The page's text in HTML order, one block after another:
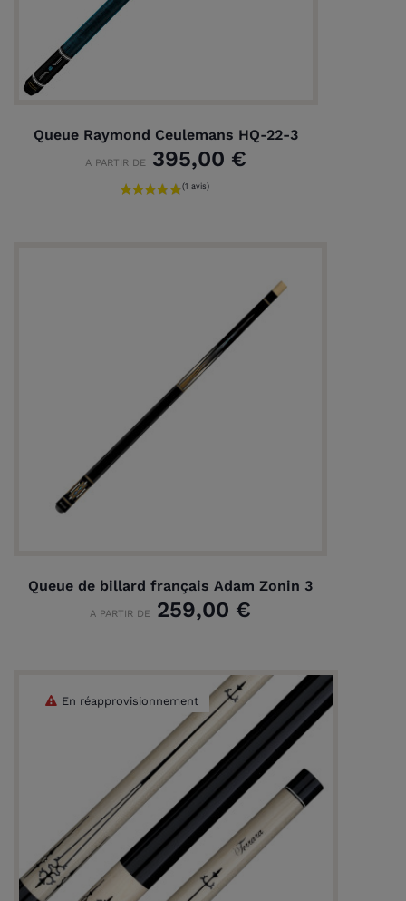
Queue Raymond Ceulemans HQ-22-3
A PARTIR DE 395,00 €
Queue de billard français Adam Zonin 3
A PARTIR DE 259,00 €
En réapprovisionnement